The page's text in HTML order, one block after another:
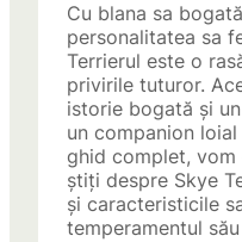
Cu blana sa
personalitatea sa
Terrierul este o
privirile tuturor.
istorie bogată și
un companion
ghid complet,
știți despre Skye
și caracteristicile
temperamentul